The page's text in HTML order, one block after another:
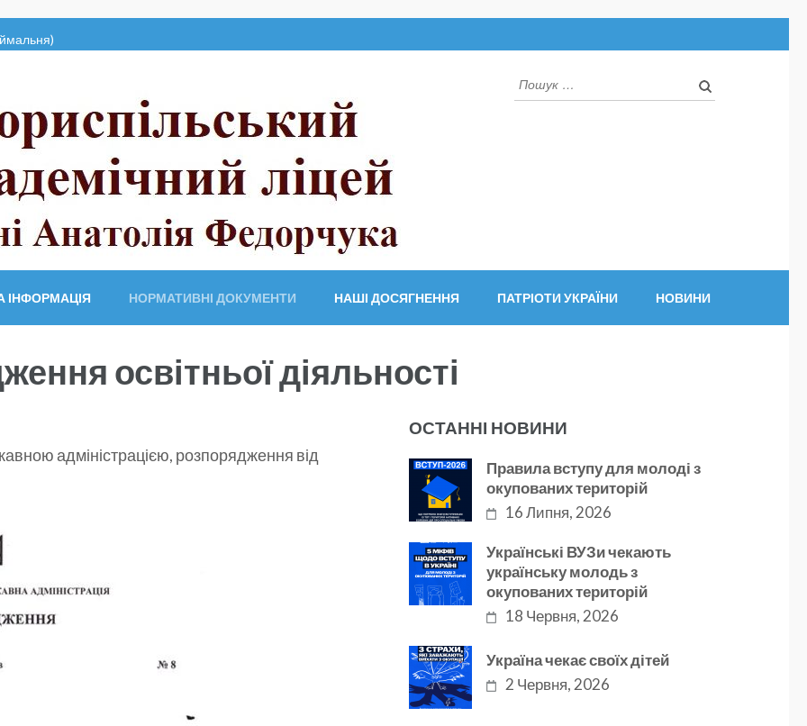
ліцей
Пошук:
ІНФОРМАЦІЯ НОРМАТИВНІ ДОКУМЕНТИ НАШІ ДОСЯГНЕННЯ ПАТРІОТИ УКРАЇНИ НОВИНИ
освітньої діяльності
адміністрацією, розпорядження від
ОСТАННІ НОВИНИ
Правила вступу для молоді з
окупованих територій
16 Липня, 2026
Українські ВУЗи чекають
українську молодь з
окупованих територій
18 Червня, 2026
Україна чекає своїх дітей
2 Червня, 2026